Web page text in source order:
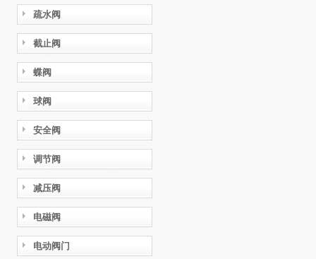
疏水阀
截止阀
蝶阀
球阀
安全阀
调节阀
减压阀
电磁阀
电动阀门